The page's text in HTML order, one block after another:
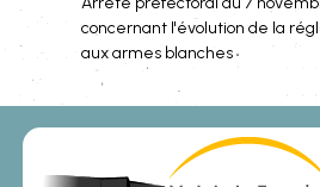
concernant l'évolution de la
aux armes blanches